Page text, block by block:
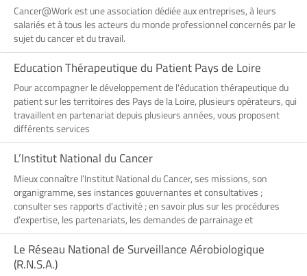
Cancer@Work est une association dédiée aux entreprises, à leurs
salariés et à tous les acteurs du monde professionnel concernés par le
sujet du cancer et du travail.
Education Thérapeutique du Patient Pays de Loire
Pour accompagner le développement de l'éducation thérapeutique du
patient sur les territoires des Pays de la Loire, plusieurs opérateurs, qui
travaillent en partenariat depuis plusieurs années, vous proposent
différents services
L’Institut National du Cancer
Mieux connaître l’Institut National du Cancer, ses missions, son
organigramme, ses instances gouvernantes et consultatives ;
consulter ses rapports d’activité ; en savoir plus sur les procédures
d’expertise, les partenariats, les demandes de parrainage et
Le Réseau National de Surveillance Aérobiologique
(R.N.S.A.)